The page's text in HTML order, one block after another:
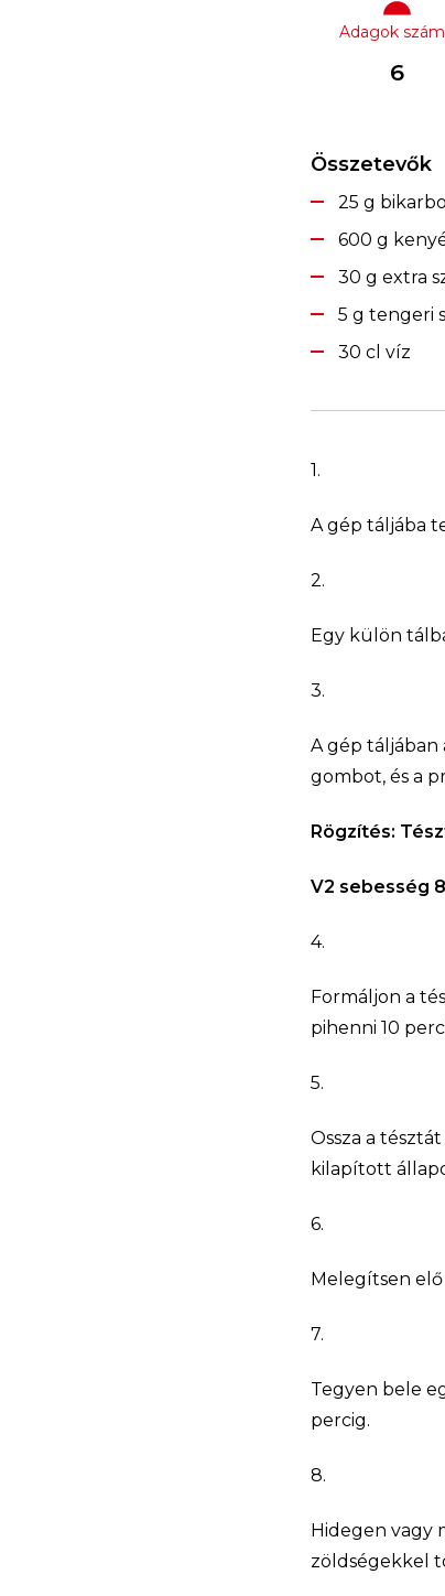
Adagok
6
Összetevők
25 g
600 g
30 g extra
5 g tengeri
30 cl víz
1.
A gép táljába
2.
Egy külön
3.
A gép táljában
gombot, és a
Rögzítés:
V2 sebesség
4.
Formáljon a
pihenni 10
5.
Ossza a
kilapított
6.
Melegítsen
7.
Tegyen bele
percig.
8.
Hidegen vagy
zöldségekkel